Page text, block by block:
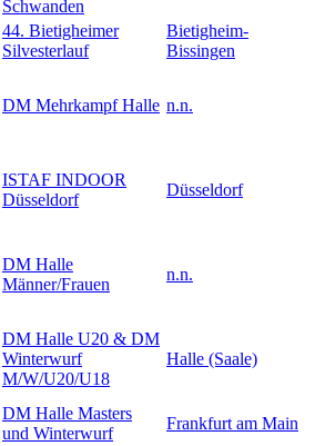
Schwanden
44. Bietigheimer
Silvesterlauf
Bietigheim-
Bissingen
DM Mehrkampf Halle n.n.
ISTAF INDOOR
Düsseldorf
Düsseldorf
DM Halle
Männer/Frauen
n.n.
DM Halle U20 & DM
Winterwurf
M/W/U20/U18
Halle (Saale)
DM Halle Masters
und Winterwurf
Frankfurt am Main